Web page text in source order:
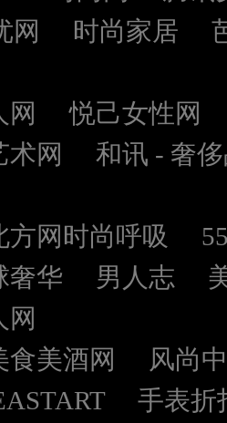
网 时尚家居
网
悦己女性网
术网
和讯 - 奢
方网时尚呼吸
奢华 男人志
网
食美酒网
风尚
手表折